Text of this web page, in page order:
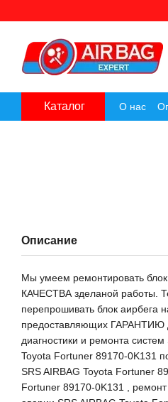
Каталог О нас
Описание
Мы умеем ремонтировать
КАЧЕСТВА зделаной работы.
перепрошивать блок аирбега
предоставляющих ГАРАНТИЮ
диагностики и ремонта
Toyota Fortuner 89170-0K131
SRS AIRBAG Toyota Fortuner
Fortuner 89170-0K131 ,